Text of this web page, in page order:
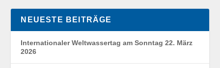
NEUESTE BEITRÄGE
Internationaler Weltwassertag am Sonntag 22. März
2026